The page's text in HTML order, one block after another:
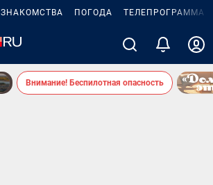
ЗНАКОМСТВА ПОГОДА ТЕЛЕПРОГРАММА
Внимание! Беспилотная опасность